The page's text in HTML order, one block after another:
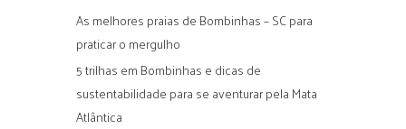
As melhores praias de Bombinhas – SC para
praticar o mergulho
5 trilhas em Bombinhas e dicas de
sustentabilidade para se aventurar pela Mata
Atlântica